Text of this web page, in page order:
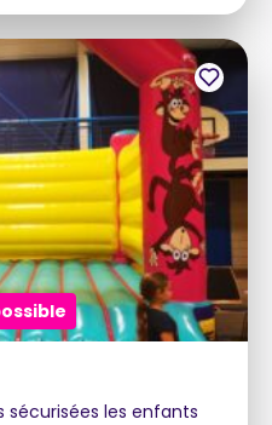
sécurisées les enfants